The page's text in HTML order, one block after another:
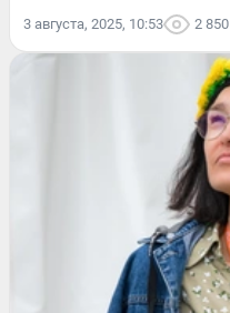
3 августа, 2025, 10:53 2 850